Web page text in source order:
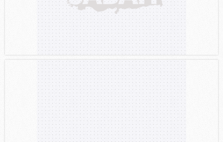
hazırlanmış Aydınlatma Metnimizi okumak ve sitemizde
ilgili mevzuata uygun olarak kullanılan çerezlerle ilgili bilgi
almak için lütfen tıklayınız.